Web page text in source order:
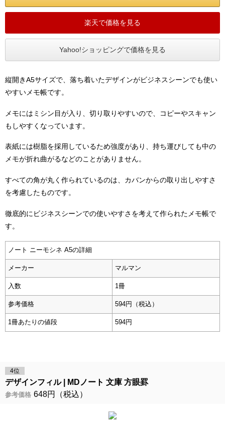
楽天で価格を見る
Yahoo!ショッピングで価格を見る
縦開きA5サイズで、落ち着いたデザインがビジネスシーンでも使い
やすいメモ帳です。
メモにはミシン目が入り、切り取りやすいので、コピーやスキャン
もしやすくなっています。
表紙には樹脂を採用しているため強度があり、持ち運びしても中の
メモが折れ曲がるなどのことがありません。
すべての角が丸く作られているのは、カバンからの取り出しやすさ
を考慮したものです。
徹底的にビジネスシーンでの使いやすさを考えて作られたメモ帳で
す。
ノート ニーモシネ A5の詳細
メーカー マルマン
入数 1冊
参考価格 594円（税込）
1冊あたりの値段 594円
4位
デザインフィル MDノート 文庫 方眼罫
参考価格 648円（税込）